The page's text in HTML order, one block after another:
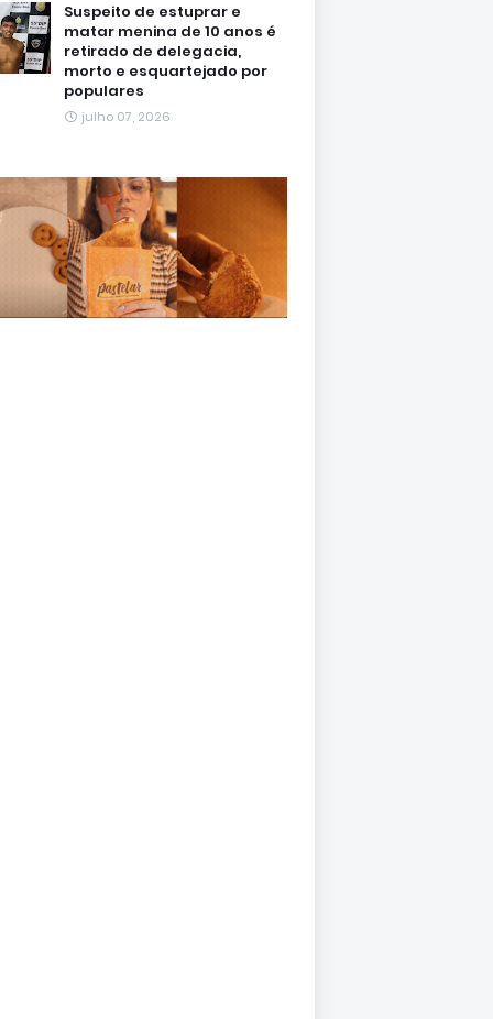
Suspeito de estuprar e
matar menina de 10 anos é
retirado de delegacia,
morto e esquartejado por
populares
julho 07, 2026